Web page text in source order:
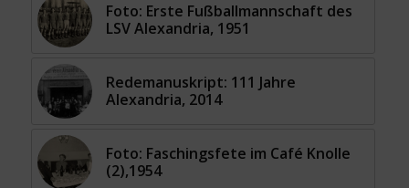
Foto: Erste Fußballmannschaft des
LSV Alexandria, 1951
Redemanuskript: 111 Jahre
Alexandria, 2014
Foto: Faschingsfete im Café Knolle
(2),1954